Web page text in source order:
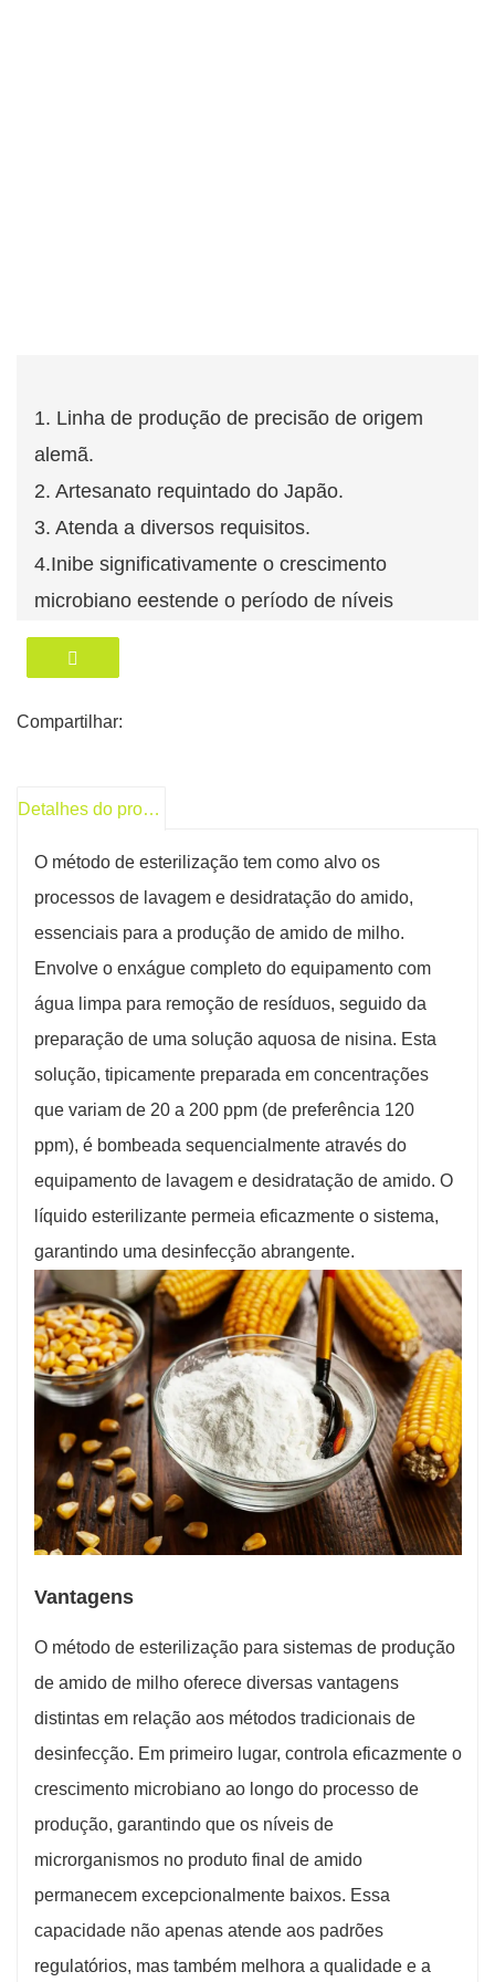
1. Linha de produção de precisão de origem
alemã.
2. Artesanato requintado do Japão.
3. Atenda a diversos requisitos.
4.Inibe significativamente o crescimento
microbiano eestende o período de níveis
microbianos reduzidos no sistema.
Compartilhar:
Detalhes do produto
O método de esterilização tem como alvo os
processos de lavagem e desidratação do amido,
essenciais para a produção de amido de milho.
Envolve o enxágue completo do equipamento com
água limpa para remoção de resíduos, seguido da
preparação de uma solução aquosa de nisina. Esta
solução, tipicamente preparada em concentrações
que variam de 20 a 200 ppm (de preferência 120
ppm), é bombeada sequencialmente através do
equipamento de lavagem e desidratação de amido. O
líquido esterilizante permeia eficazmente o sistema,
garantindo uma desinfecção abrangente.
Vantagens
O método de esterilização para sistemas de produção
de amido de milho oferece diversas vantagens
distintas em relação aos métodos tradicionais de
desinfecção. Em primeiro lugar, controla eficazmente o
crescimento microbiano ao longo do processo de
produção, garantindo que os níveis de
microrganismos no produto final de amido
permanecem excepcionalmente baixos. Essa
capacidade não apenas atende aos padrões
regulatórios, mas também melhora a qualidade e a